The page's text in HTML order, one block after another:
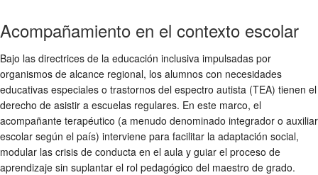
Acompañamiento en el contexto escolar
Bajo las directrices de la educación inclusiva impulsadas por
organismos de alcance regional, los alumnos con necesidades
educativas especiales o trastornos del espectro autista (TEA) tienen el
derecho de asistir a escuelas regulares. En este marco, el
acompañante terapéutico (a menudo denominado integrador o auxiliar
escolar según el país) interviene para facilitar la adaptación social,
modular las crisis de conducta en el aula y guiar el proceso de
aprendizaje sin suplantar el rol pedagógico del maestro de grado.